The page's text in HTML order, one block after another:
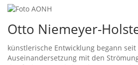
Otto Niemeyer-
künstlerische Entwicklung begann
Auseinandersetzung mit den